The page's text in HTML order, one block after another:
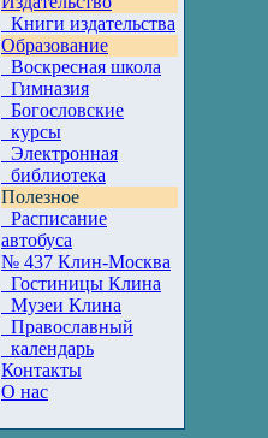
Книги издательства
Образование
Воскресная школа
Гимназия
Богословские
курсы
Электронная
библиотека
Полезное
Расписание
автобуса
№ 437 Клин-Москва
Гостиницы Клина
Музеи Клина
Православный
календарь
Контакты
О нас